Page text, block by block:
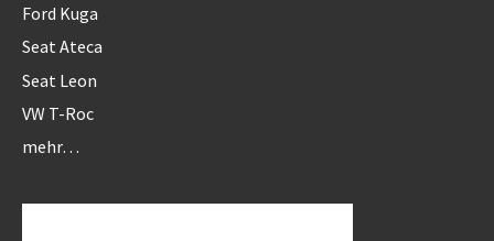
Ford Kuga
Seat Ateca
Seat Leon
VW T-Roc
mehr…